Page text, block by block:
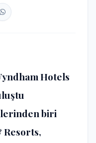
Hotels
biri
Resorts,